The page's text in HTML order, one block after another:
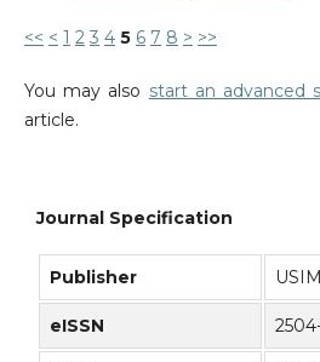
<< < 1 2 3 4 5 6 7 8 > >>
You may also start an advanced
article.
Journal Specification
Publisher
eISSN